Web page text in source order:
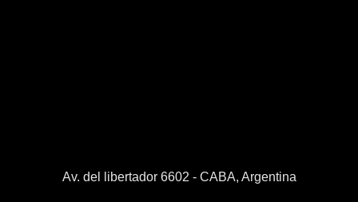
Av. del libertador 6602 - CABA, Argentina